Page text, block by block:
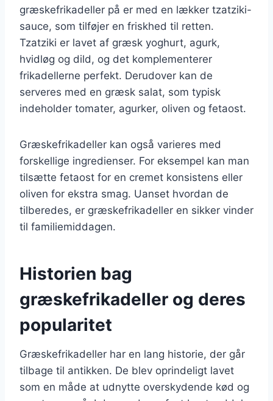
græskefrikadeller på er med en lækker tzatziki-
sauce, som tilføjer en friskhed til retten.
Tzatziki er lavet af græsk yoghurt, agurk,
hvidløg og dild, og det komplementerer
frikadellerne perfekt. Derudover kan de
serveres med en græsk salat, som typisk
indeholder tomater, agurker, oliven og fetaost.
Græskefrikadeller kan også varieres med
forskellige ingredienser. For eksempel kan man
tilsætte fetaost for en cremet konsistens eller
oliven for ekstra smag. Uanset hvordan de
tilberedes, er græskefrikadeller en sikker vinder
til familiemiddagen.
Historien bag
græskefrikadeller og deres
popularitet
Græskefrikadeller har en lang historie, der går
tilbage til antikken. De blev oprindeligt lavet
som en måde at udnytte overskydende kød og